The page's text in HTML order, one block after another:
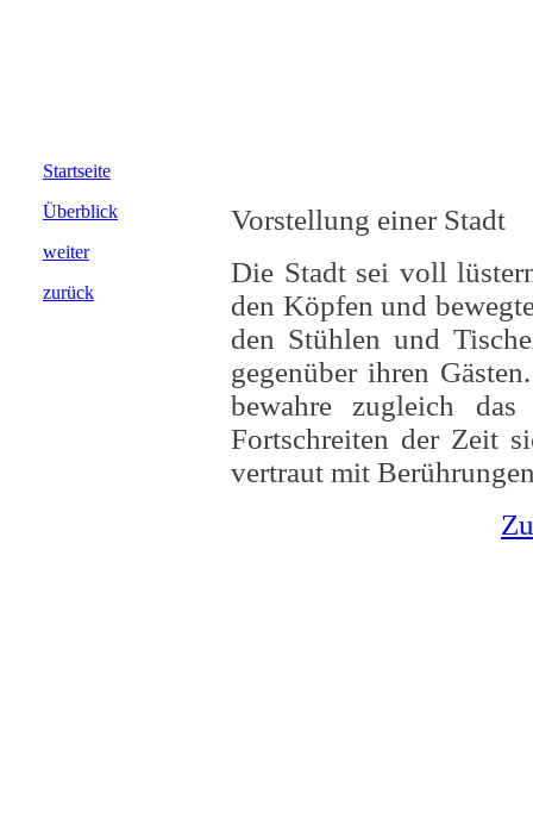
Startseite
Überblick
weiter
zurück
Vorstellung einer Stadt
Die Stadt sei voll
den Köpfen und
den Stühlen und
gegenüber ihren
bewahre zugleich
Fortschreiten der Zeit
vertraut mit